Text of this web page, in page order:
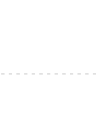
－－－－－－－－－－－－